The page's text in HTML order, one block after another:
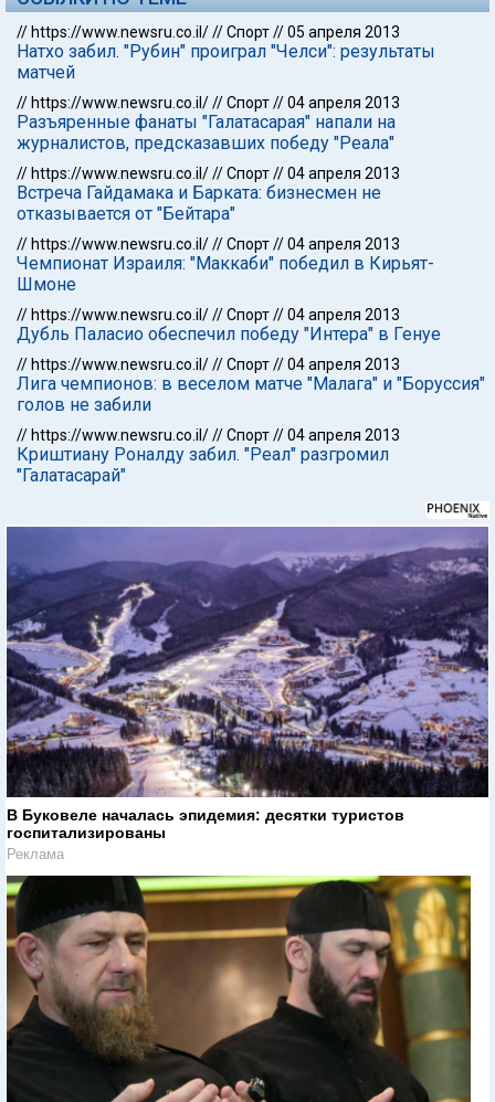
// https://www.newsru.co.il///Спорт//05 апреля 2013
Натхо забил. "Рубин" проиграл "Челси": результаты
матчей
// https://www.newsru.co.il///Спорт//04 апреля 2013
Разъяренные фанаты "Галатасарая" напали на
журналистов, предсказавших победу "Реала"
// https://www.newsru.co.il///Спорт//04 апреля 2013
Встреча Гайдамака и Барката: бизнесмен не
отказывается от "Бейтара"
// https://www.newsru.co.il///Спорт//04 апреля 2013
Чемпионат Израиля: "Маккаби" победил в Кирьят-
Шмоне
// https://www.newsru.co.il///Спорт//04 апреля 2013
Дубль Паласио обеспечил победу "Интера" в Генуе
// https://www.newsru.co.il///Спорт//04 апреля 2013
Лига чемпионов: в веселом матче "Малага" и "Боруссия"
голов не забили
// https://www.newsru.co.il///Спорт//04 апреля 2013
Криштиану Роналду забил. "Реал" разгромил
"Галатасарай"
В Буковеле началась эпидемия: десятки туристов
госпитализированы
Реклама